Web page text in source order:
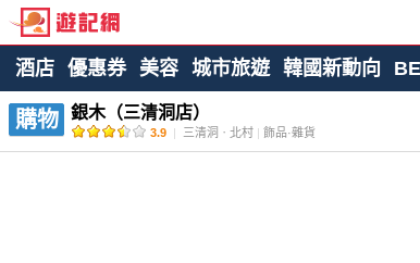
酒店 優惠券 美容 城市旅遊 韓國新動向
購物 銀木（三清洞店）
3.9 | 三清洞ㆍ北村 | 飾品·雜貨